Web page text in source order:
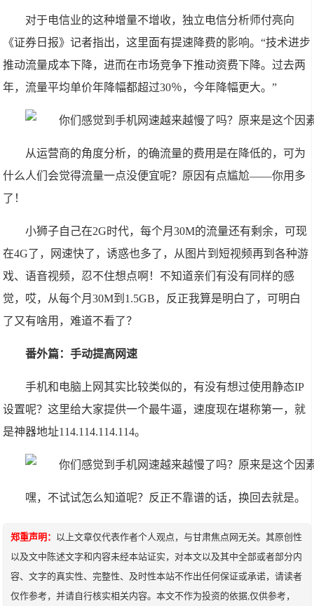
对于电信业的这种增量不增收，独立电信分析师付亮向
《证券日报》记者指出，这里面有提速降费的影响。“技术进步
推动流量成本下降，进而在市场竞争下推动资费下降。过去两
年，流量平均单价年降幅都超过30％，今年降幅更大。”
从运营商的角度分析，的确流量的费用是在降低的，可为
什么人们会觉得流量一点没便宜呢？原因有点尴尬——你用多
了！
小狮子自己在2G时代，每个月30M的流量还有剩余，可现
在4G了，网速快了，诱惑也多了，从图片到短视频再到各种游
戏、语音视频，忍不住想点啊！不知道亲们有没有同样的感
觉，哎，从每个月30M到1.5GB，反正我算是明白了，可明白
了又有啥用，难道不看了？
番外篇：手动提高网速
手机和电脑上网其实比较类似的，有没有想过使用静态IP
设置呢？这里给大家提供一个最牛逼，速度现在堪称第一，就
是神器地址114.114.114.114。
嘿，不试试怎么知道呢？反正不靠谱的话，换回去就是。
郑重声明： 以上文章仅代表作者个人观点，与甘肃焦点网无关。其原创性
以及文中陈述文字和内容未经本站证实，对本文以及其中全部或者部分内
容、文字的真实性、完整性、及时性本站不作出任何保证或承诺，请读者
仅作参考，并请自行核实相关内容。本文不作为投资的依据,仅供参考，